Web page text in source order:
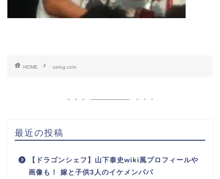
HOME uelog.com
最近の投稿
【ドラゴンシェフ】山下泰史wiki風プロフィールや
画像も！ 嫁と子供3人のイケメンパパ